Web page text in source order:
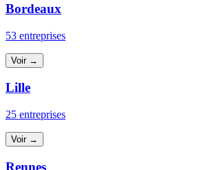
Bordeaux
53 entreprises
Voir →
Lille
25 entreprises
Voir →
Rennes